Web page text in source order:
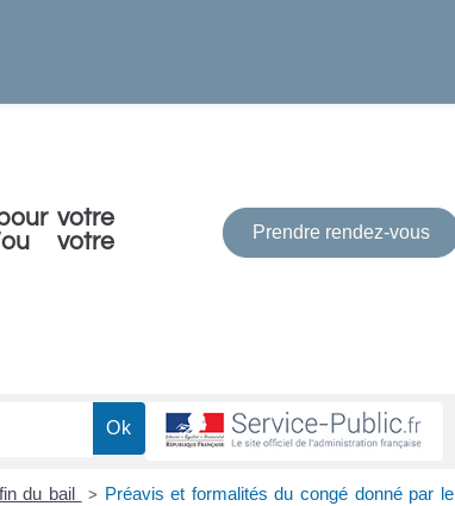
votre
votre
Prendre rendez-vous
du bail > Préavis et formalités du congé donné par le